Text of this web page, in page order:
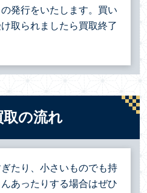
発行をいたします。買い
取られましたら買取終了
取の流れ
たり、小さいものでも持
あったりする場合はぜひ